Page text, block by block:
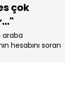
çok
araba
hesabını soran